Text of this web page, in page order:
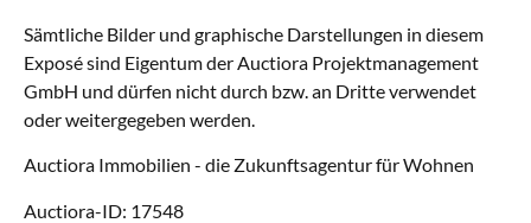
Sämtliche Bilder und graphische Darstellungen in diesem
Exposé sind Eigentum der Auctiora Projektmanagement
GmbH und dürfen nicht durch bzw. an Dritte verwendet
oder weitergegeben werden.
Auctiora Immobilien - die Zukunftsagentur für Wohnen
Auctiora-ID: 17548